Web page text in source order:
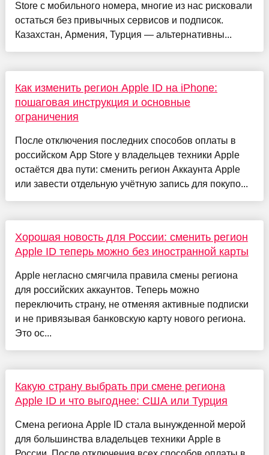
Store с мобильного номера, многие из нас рисковали
остаться без привычных сервисов и подписок.
Казахстан, Армения, Турция — альтернативны...
Как изменить регион Apple ID на iPhone:
пошаговая инструкция и основные
ограничения
После отключения последних способов оплаты в
российском App Store у владельцев техники Apple
остаётся два пути: сменить регион Аккаунта Apple
или завести отдельную учётную запись для покупо...
Хорошая новость для России: сменить регион
Apple ID теперь можно без иностранной карты
Apple негласно смягчила правила смены региона
для российских аккаунтов. Теперь можно
переключить страну, не отменяя активные подписки
и не привязывая банковскую карту нового региона.
Это ос...
Какую страну выбрать при смене региона
Apple ID и что выгоднее: США или Турция
Смена региона Apple ID стала вынужденной мерой
для большинства владельцев техники Apple в